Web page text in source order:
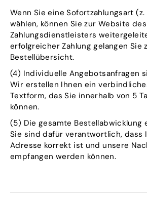
Wenn Sie eine Sofortzahlungsart (z.
wählen, können Sie zur Website des
Zahlungsdienstleisters
erfolgreicher Zahlung gelangen Sie
Bestellübersicht.
(4) Individuelle Angebotsanfragen
Wir erstellen Ihnen ein
Textform, das Sie innerhalb von 5
können.
(5) Die gesamte Bestellabwicklung
Sie sind dafür verantwortlich, dass
Adresse korrekt ist und unsere
empfangen werden können.